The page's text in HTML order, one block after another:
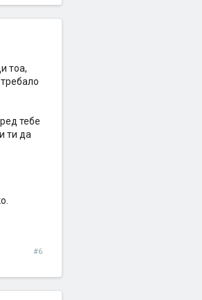
тоа,
тебе
ти да
#6